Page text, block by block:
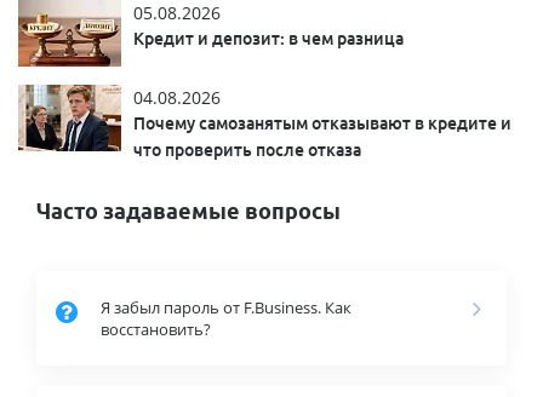
05.08.2026
Кредит и депозит: в чем разница
04.08.2026
Почему самозанятым отказывают в кредите и
что проверить после отказа
Часто задаваемые вопросы
Я забыл пароль от F.Business. Как
восстановить?